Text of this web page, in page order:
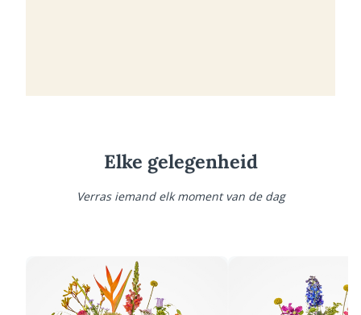
Elke gelegenheid
Verras iemand elk moment van de dag